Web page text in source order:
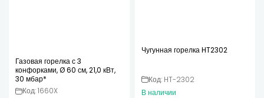
Газовая горелка с 3
конфорками, Ø 60 см, 21,0 кВт,
30 мбар*
Код: 1660X
Чугунная горелка HT2302
Код: HT-2302
В наличии